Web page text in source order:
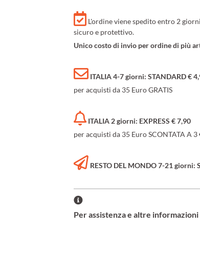
L'ordine viene spedito entro 2
sicuro e protettivo.
Unico costo di invio per ordine di più
ITALIA 4-7 giorni: STANDARD €
per acquisti da 35 Euro GRATIS
ITALIA 2 giorni: EXPRESS € 7,90
per acquisti da 35 Euro SCONTATA A 3
RESTO DEL MONDO 7-21 giorni:
Per assistenza e altre